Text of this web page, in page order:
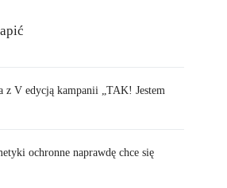
z V edycją kampanii „TAK! Jestem
ochronne naprawdę chce się